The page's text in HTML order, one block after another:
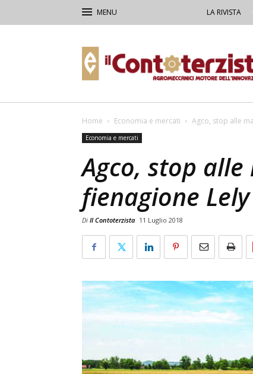
LA RIVISTA
Contoterzista
Home Economia e mercati Agco, stop alle
Economia e mercati
Agco, stop
fienagione Lely
Di Il Contoterzista 11 Luglio 2018